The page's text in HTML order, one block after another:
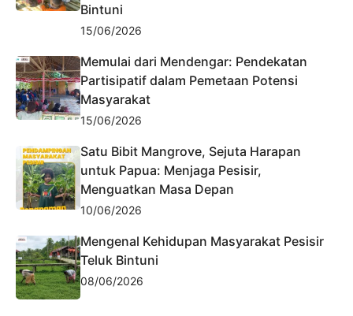
Bintuni
15/06/2026
Memulai dari Mendengar: Pendekatan
Partisipatif dalam Pemetaan Potensi
Masyarakat
15/06/2026
Satu Bibit Mangrove, Sejuta Harapan
untuk Papua: Menjaga Pesisir,
Menguatkan Masa Depan
10/06/2026
Mengenal Kehidupan Masyarakat Pesisir
Teluk Bintuni
08/06/2026